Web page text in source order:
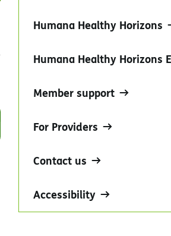
Humana Healthy Horizons
Humana Healthy Horizons
Member support
For Providers
Contact us
Accessibility